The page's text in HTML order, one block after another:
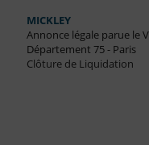
MICKLEY
Annonce légale parue le
Département 75 - Paris
Clôture de Liquidation